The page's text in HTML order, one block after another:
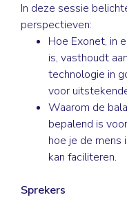
In deze sessie
perspectieven:
Hoe Exonet, in
is, vasthoudt
technologie in
voor
Waarom de
bepalend is
hoe je de mens
kan faciliteren.
Sprekers